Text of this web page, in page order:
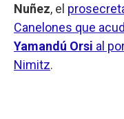
Nuñez, el
Canelones que
Yamandú Orsi al
Nimitz.